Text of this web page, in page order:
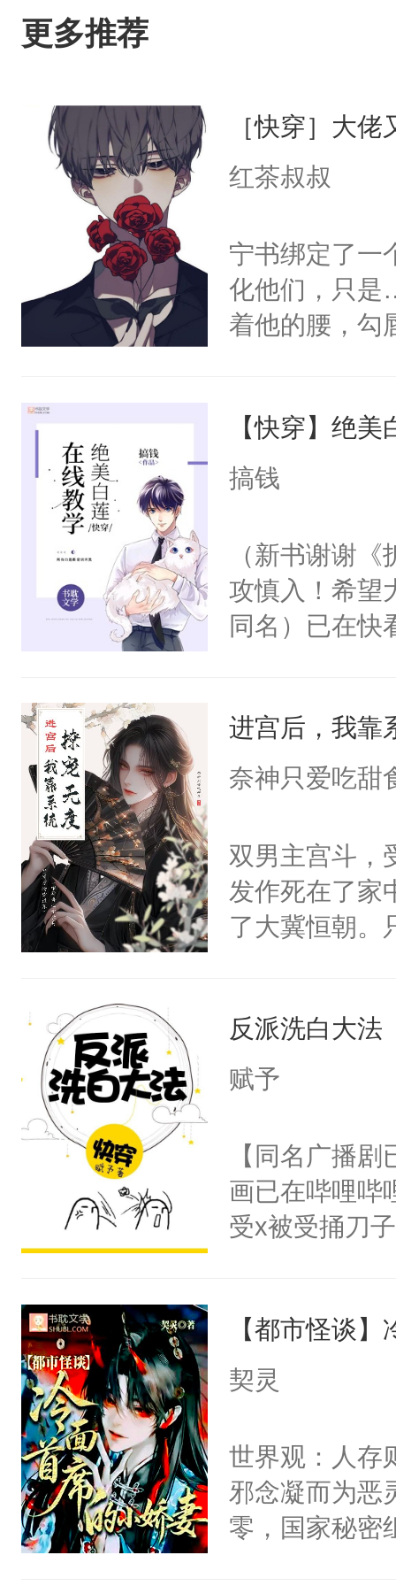
更多推荐
［快穿］大
红茶叔叔
宁书绑定了一
化他们，只是
着他的腰，勾
来，给老公
用力——为你
【快穿】绝
搞钱
（新书谢谢
攻慎入！希望
同名）已在快
成为所有白莲
I，他们决定
莲花可不止有
点脑袋，看着
常见问题一：
教科书版：“
母的微笑：“
留看着面前这
人，突然醒悟
卫天还没亮
腰：“陛下，
不好了！”“那
小白莲：“嘤
胡说，我没碰
不愧是大佬，
悉，嗷？这不
可以先看仙帝
进宫后，我靠
奈神只爱吃甜
双男主宫斗，
发作死在了家
了大冀恒朝。
惜被人暗害，
绝。主神知晓
朝，一个从
为三种性别。
构与男子相同
了一颗红色的
人，最终坐上
反派洗白大法
赋予
【同名广播
画已在哔哩哔
受x被受捅刀
病，一个个
上了还是无动
间变脸背叛他
的恶事他都对
一个权力滔天
右男主又报
【都市怪谈
契灵
世界观：人存
邪念凝而为恶
零，国家秘密